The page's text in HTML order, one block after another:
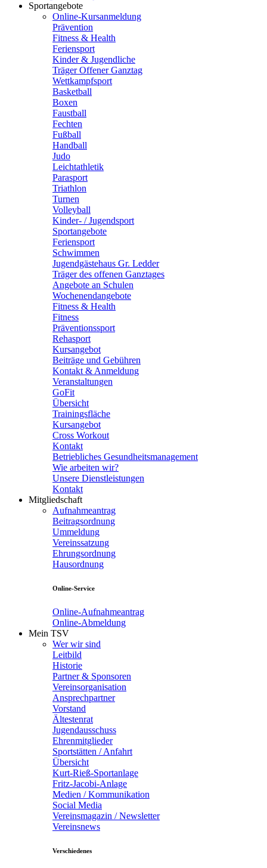
Sportangebote
Online-Kursanmeldung
Prävention
Fitness & Health
Feriensport
Kinder & Jugendliche
Träger Offener Ganztag
Wettkampfsport
Basketball
Boxen
Faustball
Fechten
Fußball
Handball
Judo
Leichtathletik
Parasport
Triathlon
Turnen
Volleyball
Kinder- / Jugendsport
Sportangebote
Feriensport
Schwimmen
Jugendgästehaus Gr. Ledder
Träger des offenen Ganztages
Angebote an Schulen
Wochenendangebote
Fitness & Health
Fitness
Präventionssport
Rehasport
Kursangebot
Beiträge und Gebühren
Kontakt & Anmeldung
Veranstaltungen
GoFit
Übersicht
Trainingsfläche
Kursangebot
Cross Workout
Kontakt
Betriebliches Gesundheitsmanagement
Wie arbeiten wir?
Unsere Dienstleistungen
Kontakt
Mitgliedschaft
Aufnahmeantrag
Beitragsordnung
Ummeldung
Vereinssatzung
Ehrungsordnung
Hausordnung
Online-Service
Online-Aufnahmeantrag
Online-Abmeldung
Mein TSV
Wer wir sind
Leitbild
Historie
Partner & Sponsoren
Vereinsorganisation
Ansprechpartner
Vorstand
Ältestenrat
Jugendausschuss
Ehrenmitglieder
Sportstätten / Anfahrt
Übersicht
Kurt-Rieß-Sportanlage
Fritz-Jacobi-Anlage
Medien / Kommunikation
Social Media
Vereinsmagazin / Newsletter
Vereinsnews
Verschiedenes